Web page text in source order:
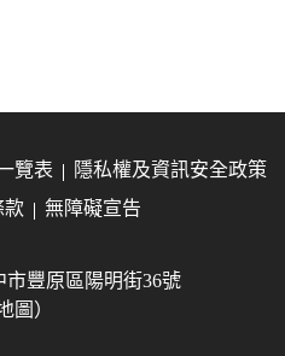
覽表
隱私權及資訊安全政策
款
無障礙宣告
市豐原區陽明街36號
圖）